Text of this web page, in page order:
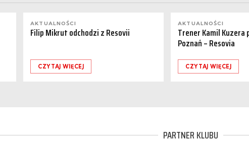
AKTUALNOŚCI
Filip Mikrut odchodzi z Resovii
CZYTAJ WIĘCEJ
AKTUALNOŚCI
Trener Kamil Kuzera
Poznań – Resovia
CZYTAJ WIĘCEJ
PARTNER KLUBU